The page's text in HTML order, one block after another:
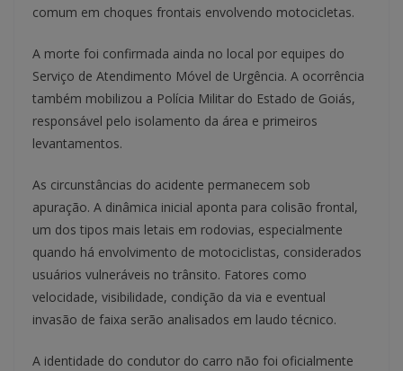
comum em choques frontais envolvendo motocicletas.
A morte foi confirmada ainda no local por equipes do
Serviço de Atendimento Móvel de Urgência. A ocorrência
também mobilizou a Polícia Militar do Estado de Goiás,
responsável pelo isolamento da área e primeiros
levantamentos.
As circunstâncias do acidente permanecem sob
apuração. A dinâmica inicial aponta para colisão frontal,
um dos tipos mais letais em rodovias, especialmente
quando há envolvimento de motociclistas, considerados
usuários vulneráveis no trânsito. Fatores como
velocidade, visibilidade, condição da via e eventual
invasão de faixa serão analisados em laudo técnico.
A identidade do condutor do carro não foi oficialmente